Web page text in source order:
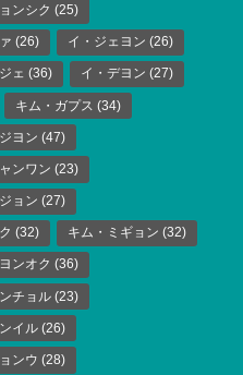
ンシク (25)
(26) イ・ジェヨン (26)
ェ (36) イ・デヨン (27)
キム・ガプス (34)
ヨン (47)
ンワン (23)
ョン (27)
(32) キム・ミギョン (32)
ンオク (36)
チョル (23)
イル (26)
ンウ (28)